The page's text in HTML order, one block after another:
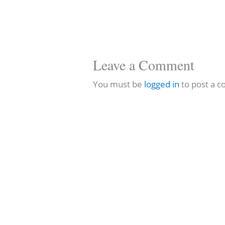
Leave a Comment
You must be logged in to post a